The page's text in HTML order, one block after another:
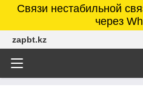
Связи нестабильной
через
zapbt.kz